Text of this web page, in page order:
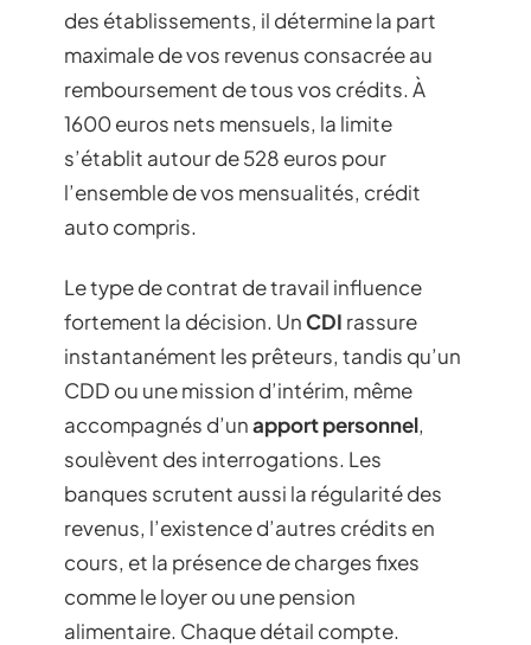
des établissements, il détermine la part
maximale de vos revenus consacrée au
remboursement de tous vos crédits. À
1600 euros nets mensuels, la limite
s’établit autour de 528 euros pour
l’ensemble de vos mensualités, crédit
auto compris.
Le type de contrat de travail influence
fortement la décision. UnCDI rassure
instantanément les prêteurs, tandis qu’un
CDD ou une mission d’intérim, même
accompagnés d’unapport personnel,
soulèvent des interrogations. Les
banques scrutent aussi la régularité des
revenus, l’existence d’autres crédits en
cours, et la présence de charges fixes
comme le loyer ou une pension
alimentaire. Chaque détail compte.